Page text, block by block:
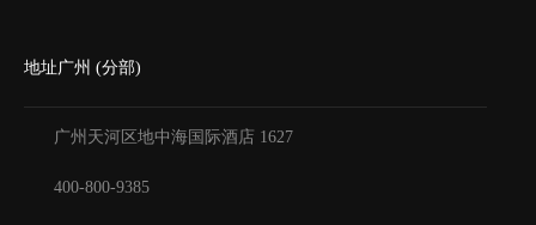
地址广州 (分部)
广州天河区地中海国际酒店 1627
400-800-9385